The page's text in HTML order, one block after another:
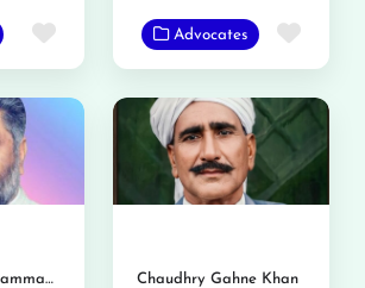
Favorite Advocates
Peer Syed Muhammad Binyamin Rizvi Chaudhry Gahne Khan